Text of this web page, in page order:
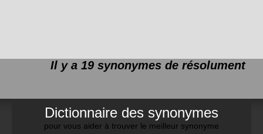
Il y a 19 synonymes de résolument
Dictionnaire des synonymes
pour vous aider à trouver le meilleur synonyme